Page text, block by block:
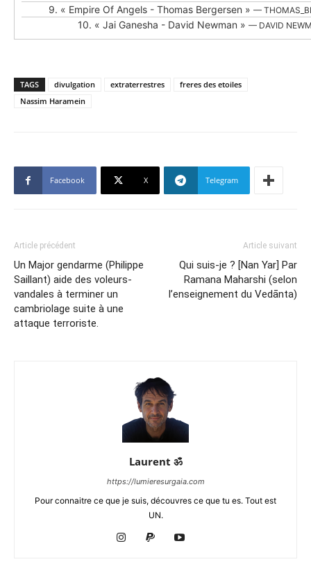
9. « Empire Of Angels - Thomas Bergersen » —
10. « Jai Ganesha - David Newman » — DAVID
TAGS divulgation extraterrestres
freres des etoiles
Nassim Haramein
Facebook X Telegram
Article précédent
Un Major gendarme (Philippe
Saillant) aide des voleurs-
vandales à terminer un
cambriolage suite à une
attaque terroriste.
Article suivant
Qui suis-je ? [Nan Yar] Par
Ramana Maharshi (selon
l’enseignement du Vedānta)
Laurent ॐ
https://lumieresurgaia.com
Pour connaitre ce que je suis, découvres ce que tu es. Tout est
UN.